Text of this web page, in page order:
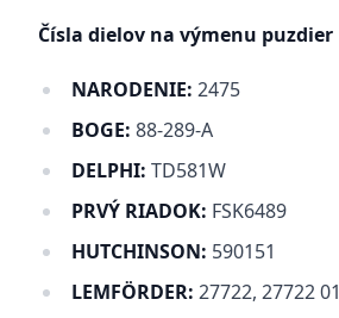
Čísla dielov na výmenu puzdier
NARODENIE: 2475
BOGE: 88-289-A
DELPHI: TD581W
PRVÝ RIADOK: FSK6489
HUTCHINSON: 590151
LEMFÖRDER: 27722, 27722 01